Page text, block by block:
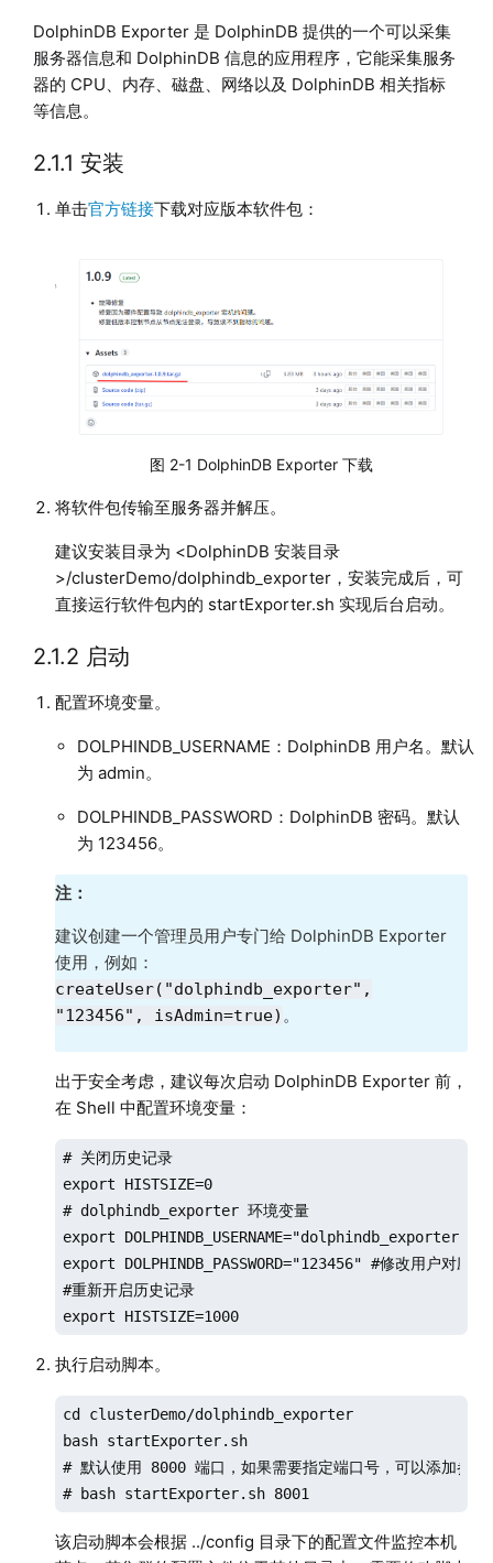
DolphinDB Exporter 是 DolphinDB 提供的一个可以采集
服务器信息和 DolphinDB 信息的应用程序，它能采集服务
器的 CPU、内存、磁盘、网络以及 DolphinDB 相关指标
等信息。
2.1.1 安装
单击官方链接下载对应版本软件包：
图 2-1 DolphinDB Exporter 下载
将软件包传输至服务器并解压。
建议安装目录为 <DolphinDB 安装目录
>/clusterDemo/dolphindb_exporter，安装完成后，可
直接运行软件包内的 startExporter.sh 实现后台启动。
2.1.2 启动
配置环境变量。
DOLPHINDB_USERNAME：DolphinDB 用户名。默认
为 admin。
DOLPHINDB_PASSWORD：DolphinDB 密码。默认
为 123456。
注：
建议创建一个管理员用户专门给 DolphinDB Exporter
使用，例如：
createUser("dolphindb_exporter",
"123456", isAdmin=true) 。
出于安全考虑，建议每次启动 DolphinDB Exporter 前，
在 Shell 中配置环境变量：
# 关闭历史记录
export HISTSIZE=0
# dolphindb_exporter 环境变量
export DOLPHINDB_USERNAME="dolphindb_exporter"
export DOLPHINDB_PASSWORD="123456" #修改用户对应的
#重新开启历史记录
export HISTSIZE=1000
执行启动脚本。
cd clusterDemo/dolphindb_exporter
bash startExporter.sh
# 默认使用 8000 端口，如果需要指定端口号，可以添加参数
# bash startExporter.sh 8001
该启动脚本会根据 ../config 目录下的配置文件监控本机